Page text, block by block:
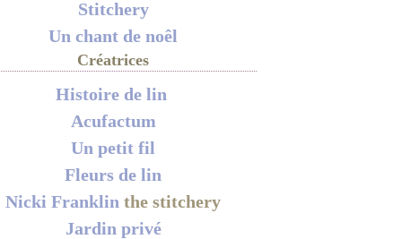
Stitchery
Un chant de noêl
Créatrices
Histoire de lin
Acufactum
Un petit fil
Fleurs de lin
Nicki Franklin the stitchery
Jardin privé